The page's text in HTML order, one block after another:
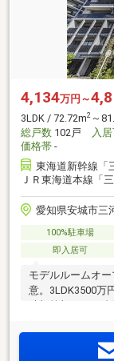
4,134万円～
3LDK / 72.72m2 ～
総戸数 102戸 入
価格帯 -
東海道新幹線「
ＪＲ東海道本線「
愛知県安城市三
100%駐車場
即入居可
モデルルームオー
意。3LDK3500万
内駐車場100％完